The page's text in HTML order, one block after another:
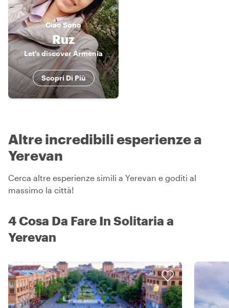
CiaoSono
Ruz
Let's discover Armenia
Scopri Di Più
Altre incredibili esperienze a
Yerevan
Cerca altre esperienze simili a Yerevan e goditi al
massimo la città!
4 Cosa Da Fare In Solitaria a
Yerevan